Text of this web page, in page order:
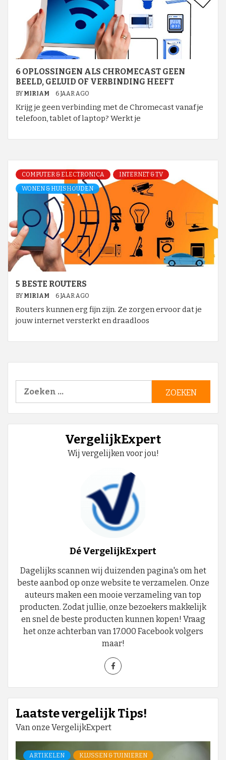
6 OPLOSSINGEN ALS CHROMECAST GEEN
BEELD, GELUID OF VERBINDING HEEFT
BY MIRIAM 6 JAAR AGO
Krijg je geen verbinding met de Chromecast vanaf je
telefoon, tablet of laptop? Werkt je
COMPUTER & ELECTRONICA
INTERNET & TV
WONEN & HUISHOUDEN
5 BESTE ROUTERS
BY MIRIAM 6 JAAR AGO
Routers kunnen erg fijn zijn. Ze zorgen ervoor dat je
jouw internet versterkt en draadloos
Zoeken
VergelijkExpert
Wij vergelijken voor jou!
Dé VergelijkExpert
Dagelijks scannen wij duizenden pagina's om het
beste aanbod op onze website te verzamelen. Onze
auteurs maken een mooie verzameling van top
producten. Zodat jullie, onze bezoekers makkelijk
en snel de beste producten kunnen kopen! Vraag
het onze achterban van 17.000 Facebook volgers
maar!
Laatste vergelijk Tips!
Van onze VergelijkExpert
ARTIKELEN KLUSSEN & TUINIEREN